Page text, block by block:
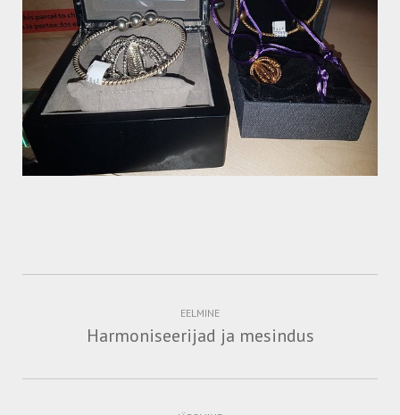
EELMINE
Harmoniseerijad ja mesindus